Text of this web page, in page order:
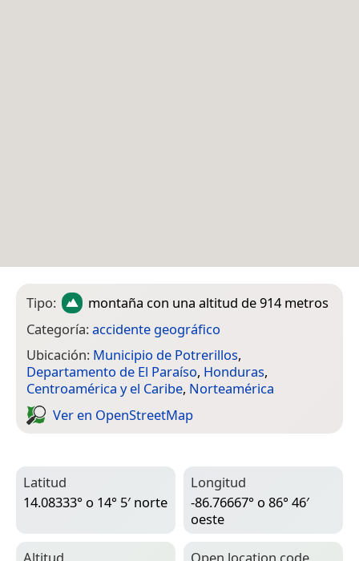
Tipo: montaña con una altitud de 914 metros
Categoría:accidente geográfico
Ubicación: Municipio de Potrerillos,
Departamento de El Paraíso, Honduras,
Centroamérica y el Caribe, Norteamérica
Ver en Open­Street­Map
Latitud
14.08333° o 14° 5′ norte
Longitud
-86.76667° o 86° 46′
oeste